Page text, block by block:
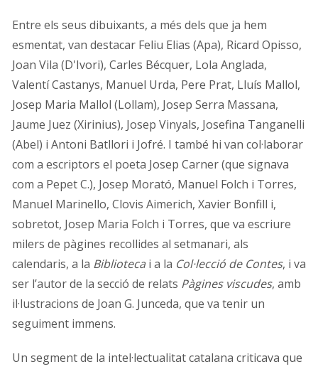
Entre els seus dibuixants, a més dels que ja hem
esmentat, van destacar Feliu Elias (Apa), Ricard Opisso,
Joan Vila (D'Ivori), Carles Bécquer, Lola Anglada,
Valentí Castanys, Manuel Urda, Pere Prat, Lluís Mallol,
Josep Maria Mallol (Lollam), Josep Serra Massana,
Jaume Juez (Xirinius), Josep Vinyals, Josefina Tanganelli
(Abel) i Antoni Batllori i Jofré. I també hi van col·laborar
com a escriptors el poeta Josep Carner (que signava
com a Pepet C.), Josep Morató, Manuel Folch i Torres,
Manuel Marinello, Clovis Aimerich, Xavier Bonfill i,
sobretot, Josep Maria Folch i Torres, que va escriure
milers de pàgines recollides al setmanari, als
calendaris, a la Bibliotecai a la Col·lecció de Contes, i va
ser l’autor de la secció de relats Pàgines viscudes, amb
il·lustracions de Joan G. Junceda, que va tenir un
seguiment immens.
Un segment de la intel·lectualitat catalana criticava que